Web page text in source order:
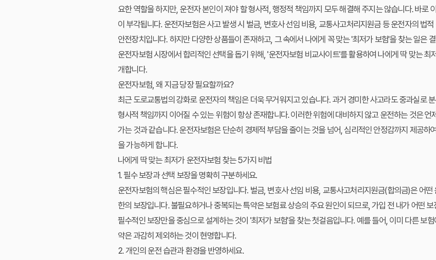
요한 역할을 하지만, 운전자 본인이 져야 할 형사적, 행정적 책임까지 모두 해결해 주지는 않습니다. 바로
이 부각됩니다. 운전자보험은 사고 발생 시 벌금, 변호사 선임 비용, 교통사고처리지원금 등 운전자의 법
안전장치입니다. 하지만 다양한 상품들이 존재하고, 그 속에서 나에게 꼭 맞는 '최저가 보험'을 찾는 일은
운전자보험 시장에서 합리적인 선택을 돕기 위해, '운전자보험 비교사이트'를 활용하여 나에게 딱 맞는 최
개합니다.
운전자보험, 왜 지금 당장 필요할까요?
최근 도로교통법의 강화로 운전자의 책임은 더욱 무거워지고 있습니다. 과거 경미한 사고라도 중과실로
형사적 책임까지 이어질 수 있는 위험이 항상 존재합니다. 이러한 위험에 대비하지 않고 운전하는 것은 언
가는 것과 같습니다. 운전자보험은 단순히 경제적 부담을 줄이는 것을 넘어, 심리적인 안정감까지 제공하
을 가능하게 합니다.
나에게 딱 맞는 최저가 운전자보험 찾는 5가지 비법
1. 필수 보장과 선택 보장을 명확히 구분하세요.
운전자보험의 핵심은 필수적인 보장입니다. 벌금, 변호사 선임 비용, 교통사고처리지원금(합의금)은 어
한의 보장입니다. 불필요하거나 중복되는 특약은 보험료 상승의 주요 원인이 되므로, 가입 전 내가 어떤
필수적인 보장만을 중심으로 설계하는 것이 '최저가 보험'을 찾는 첫걸음입니다. 예를 들어, 이미 다른 보
약은 과감히 제외하는 것이 현명합니다.
2. 개인의 운전 습관과 환경을 반영하세요.